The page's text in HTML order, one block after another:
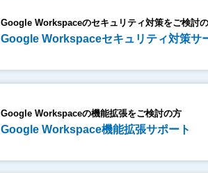
Google Workspaceのセキュリティ対策をご検討
Google Workspaceセキュリティ対策サ
Google Workspaceの機能拡張をご検討の方
Google Workspace機能拡張サポート